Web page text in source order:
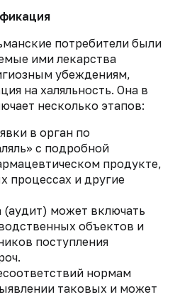
потребители были
ими лекарства
убеждениям,
на халяльность. Она в
несколько этапов:
в орган по
с подробной
продукте,
процессах и другие
(аудит) может включать
объектов и
поступления
нормам
таковых и может